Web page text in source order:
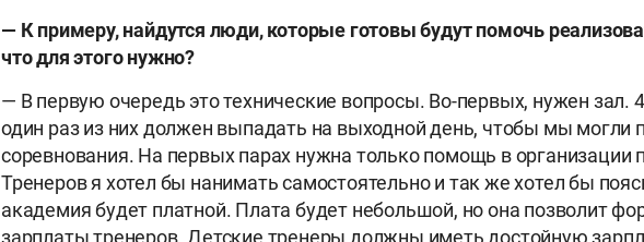
— К примеру, найдутся люди, которые готовы будут помочь
что для этого нужно?
— В первую очередь это технические вопросы. Во-первых, нужен зал.
один раз из них должен выпадать на выходной день, чтобы мы могли
соревнования. На первых парах нужна только помощь в организации
Тренеров я хотел бы нанимать самостоятельно и так же хотел бы
академия будет платной. Плата будет небольшой, но она позволит
зарплаты тренеров. Детские тренеры должны иметь достойную